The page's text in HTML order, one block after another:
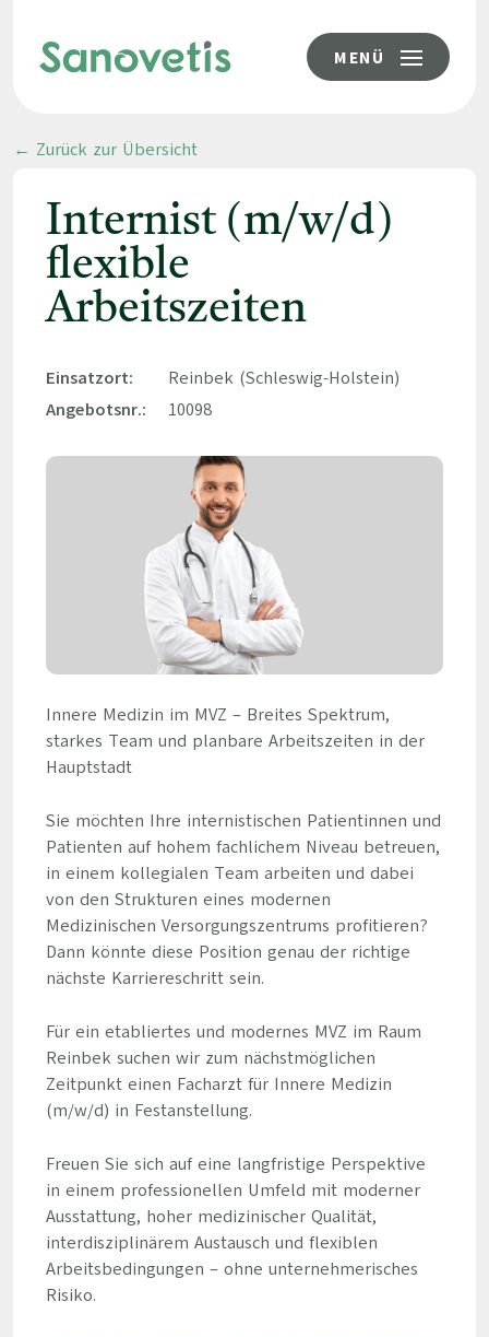
MENÜ
← Zurück zur Übersicht
Internist (m/w/d)
flexible
Arbeitszeiten
Einsatzort:
Reinbek (Schleswig-Holstein)
Angebotsnr.:
10098
Innere Medizin im MVZ – Breites Spektrum,
starkes Team und planbare Arbeitszeiten in der
Hauptstadt
Sie möchten Ihre internistischen Patientinnen und
Patienten auf hohem fachlichem Niveau betreuen,
in einem kollegialen Team arbeiten und dabei
von den Strukturen eines modernen
Medizinischen Versorgungszentrums profitieren?
Dann könnte diese Position genau der richtige
nächste Karriereschritt sein.
Für ein etabliertes und modernes MVZ im Raum
Reinbek suchen wir zum nächstmöglichen
Zeitpunkt einen Facharzt für Innere Medizin
(m/w/d) in Festanstellung.
Freuen Sie sich auf eine langfristige Perspektive
in einem professionellen Umfeld mit moderner
Ausstattung, hoher medizinischer Qualität,
interdisziplinärem Austausch und flexiblen
Arbeitsbedingungen – ohne unternehmerisches
Risiko.